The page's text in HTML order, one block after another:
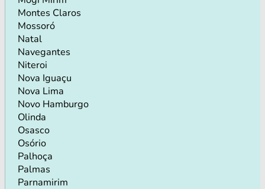
Montes Claros
Mossoró
Natal
Navegantes
Niteroi
Nova Iguaçu
Nova Lima
Novo Hamburgo
Olinda
Osasco
Osório
Palhoça
Palmas
Parnamirim